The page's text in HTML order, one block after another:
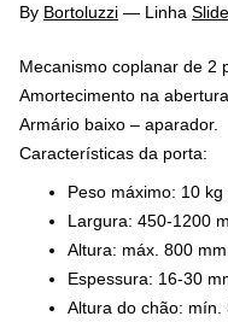
By Bortoluzzi — Linha
Mecanismo coplanar de 2
Amortecimento na
Armário baixo – aparador.
Características da porta:
Peso máximo: 10
Largura: 450-1200
Altura: máx. 800
Espessura: 16-30
Altura do chão: mín.